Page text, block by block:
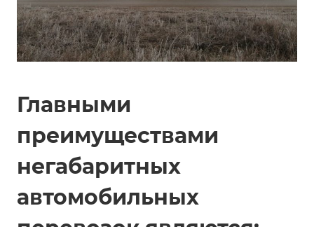
Главными
преимуществами
негабаритных
автомобильных